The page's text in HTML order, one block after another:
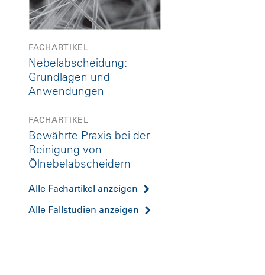
FACHARTIKEL
Nebelabscheidung:
Grundlagen und
Anwendungen
FACHARTIKEL
Bewährte Praxis bei der
Reinigung von
Ölnebelabscheidern
Alle Fachartikel anzeigen
Alle Fallstudien anzeigen